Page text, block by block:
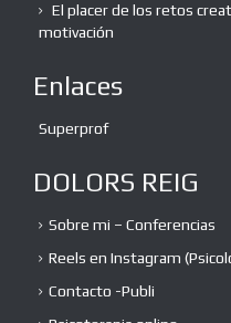
El placer de los retos
motivación
Enlaces
Superprof
DOLORS REIG
Sobre mi – Conferencias
Reels en Instagram
Contacto -Publi